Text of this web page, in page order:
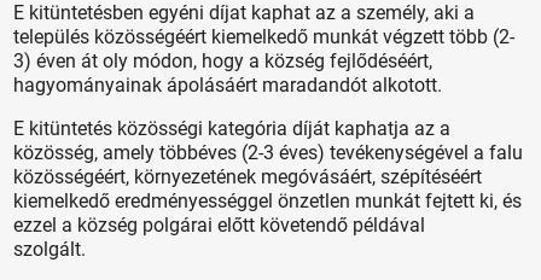
E kitüntetésben egyéni díjat kaphat az a személy, aki a
település közösségéért kiemelkedő munkát végzett több (2-
3) éven át oly módon, hogy a község fejlődéséért,
hagyományainak ápolásáért maradandót alkotott.
E kitüntetés közösségi kategória díját kaphatja az a
közösség, amely többéves (2-3 éves) tevékenységével a falu
közösségéért, környezetének megóvásáért, szépítéséért
kiemelkedő eredményességgel önzetlen munkát fejtett ki, és
ezzel a község polgárai előtt követendő példával
szolgált.